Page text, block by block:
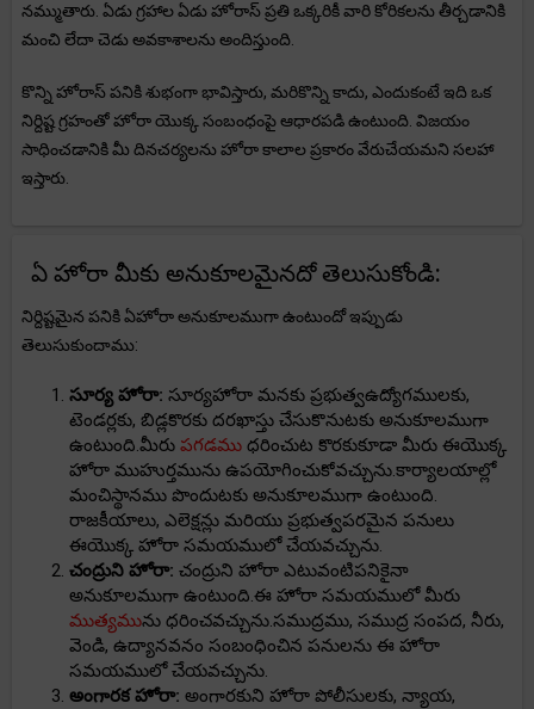
నమ్ముతారు. ఏడు గ్రహాల ఏడు హోరాస్ ప్రతి ఒక్కరికీ వారి కోరికలను తీర్చడానికి
మంచి లేదా చెడు అవకాశాలను అందిస్తుంది.
కొన్ని హోరాస్ పనికి శుభంగా భావిస్తారు, మరికొన్ని కాదు, ఎందుకంటే ఇది ఒక
నిర్దిష్ట గ్రహంతో హోరా యొక్క సంబంధంపై ఆధారపడి ఉంటుంది. విజయం
సాధించడానికి మీ దినచర్యలను హోరా కాలాల ప్రకారం వేరుచేయమని సలహా
ఇస్తారు.
ఏ హోరా మీకు అనుకూలమైనదో తెలుసుకోండి:
నిర్దిష్టమైన పనికి ఏహోరా అనుకూలముగా ఉంటుందో ఇప్పుడు
తెలుసుకుందాము:
సూర్య హోరా: సూర్యహోరా మనకు ప్రభుత్వఉద్యోగములకు,
టెండర్లకు, బిడ్లకొరకు దరఖాస్తు చేసుకొనుటకు అనుకూలముగా
ఉంటుంది.మీరు పగడము ధరించుట కొరకుకూడా మీరు ఈయొక్క
హోరా ముహుర్తమును ఉపయోగించుకోవచ్చును.కార్యాలయాల్లో
మంచిస్థానము పొందుటకు అనుకూలముగా ఉంటుంది.
రాజకీయాలు, ఎలెక్షన్లు మరియు ప్రభుత్వపరమైన పనులు
ఈయొక్క హోరా సమయములో చేయవచ్చును.
చంద్రుని హోరా: చంద్రుని హోరా ఎటువంటిపనికైనా
అనుకూలముగా ఉంటుంది.ఈ హోరా సమయములో మీరు
ముత్యమును ధరించవచ్చును.సముద్రము, సముద్ర సంపద, నీరు,
వెండి, ఉద్యానవనం సంబంధించిన పనులను ఈ హోరా
సమయములో చేయవచ్చును.
అంగారక హోరా: అంగారకుని హోరా పోలీసులకు, న్యాయ,